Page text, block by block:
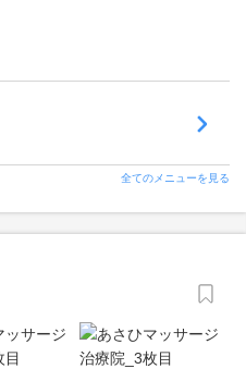
全てのメニューを見る